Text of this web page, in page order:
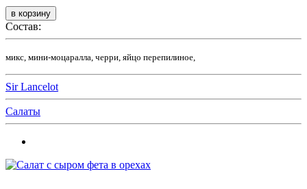
Состав:
микс, мини-моцаралла, черри, яйцо перепилиное,
Sir Lancelot
Салаты